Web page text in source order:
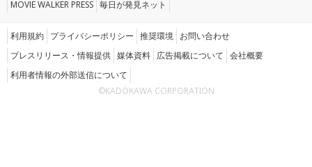
MOVIE WALKER PRESS 毎日が発見ネット
利用規約 プライバシーポリシー 推奨環境 お問い合わせ
プレスリリース・情報提供 媒体資料 広告掲載について 会社概要
利用者情報の外部送信について
©KADOKAWA CORPORATION